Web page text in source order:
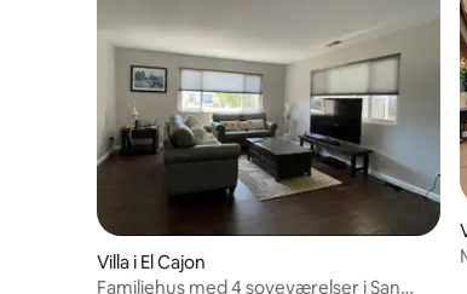
Villa i El Cajon
Familiehus med 4 soveværelser i San